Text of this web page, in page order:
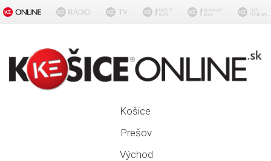
Košice
Prešov
Východ